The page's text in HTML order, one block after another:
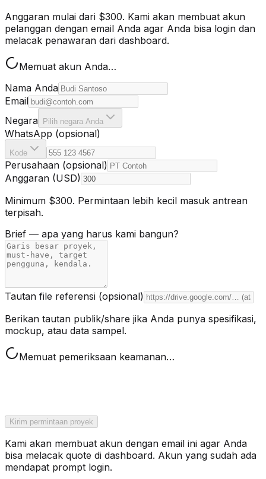
Anggaran mulai dari $300. Kami akan membuat akun
pelanggan dengan email Anda agar Anda bisa login dan
melacak penawaran dari dashboard.
Memuat akun Anda…
Nama Anda
Email
Negara
Pilih negara Anda
WhatsApp (opsional)
Kode
Perusahaan (opsional)
Anggaran (USD)
Minimum $300. Permintaan lebih kecil masuk antrean
terpisah.
Brief — apa yang harus kami bangun?
Tautan file referensi (opsional)
Berikan tautan publik/share jika Anda punya spesifikasi,
mockup, atau data sampel.
Memuat pemeriksaan keamanan…
Kirim permintaan proyek
Kami akan membuat akun dengan email ini agar Anda
bisa melacak quote di dashboard. Akun yang sudah ada
mendapat prompt login.